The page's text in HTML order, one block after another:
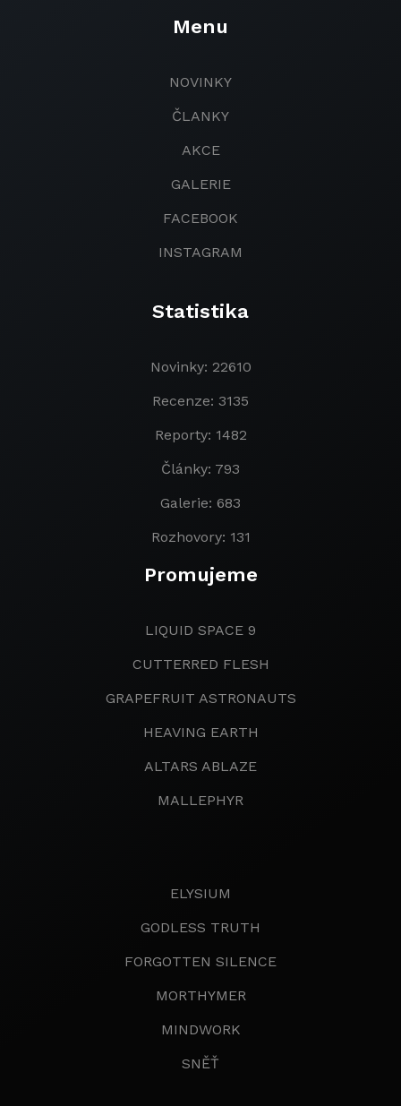
Menu
NOVINKY
ČLANKY
AKCE
GALERIE
FACEBOOK
INSTAGRAM
Statistika
Novinky: 22610
Recenze: 3135
Reporty: 1482
Články: 793
Galerie: 683
Rozhovory: 131
Promujeme
LIQUID SPACE 9
CUTTERRED FLESH
GRAPEFRUIT ASTRONAUTS
HEAVING EARTH
ALTARS ABLAZE
MALLEPHYR
ELYSIUM
GODLESS TRUTH
FORGOTTEN SILENCE
MORTHYMER
MINDWORK
SNĚŤ